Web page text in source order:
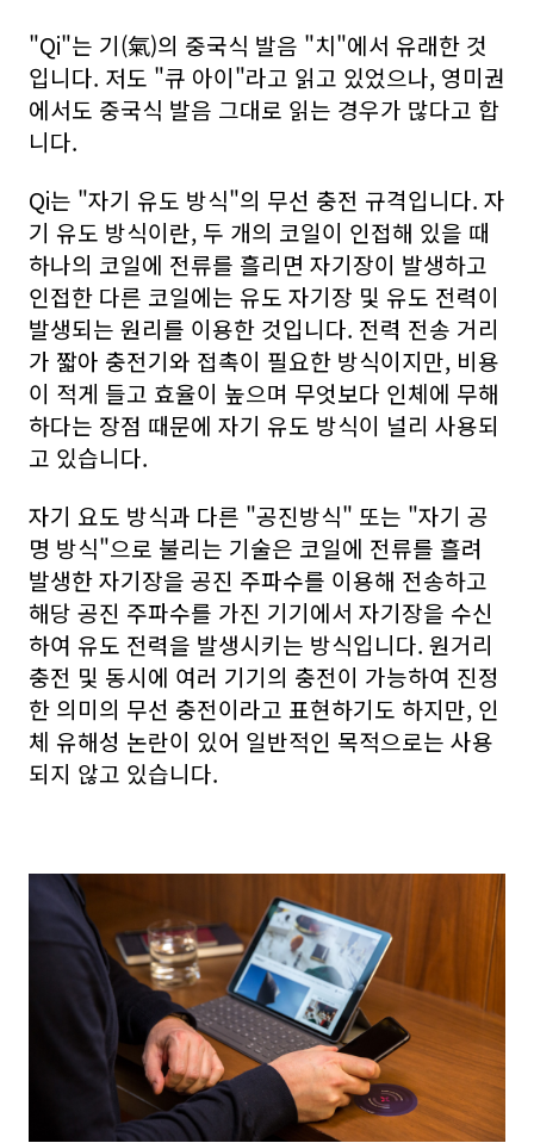
"Qi"는 기(氣)의 중국식 발음 "치"에서 유래한 것
입니다. 저도 "큐 아이"라고 읽고 있었으나, 영미권
에서도 중국식 발음 그대로 읽는 경우가 많다고 합
니다.
Qi는 "자기 유도 방식"의 무선 충전 규격입니다. 자
기 유도 방식이란, 두 개의 코일이 인접해 있을 때
하나의 코일에 전류를 흘리면 자기장이 발생하고
인접한 다른 코일에는 유도 자기장 및 유도 전력이
발생되는 원리를 이용한 것입니다. 전력 전송 거리
가 짧아 충전기와 접촉이 필요한 방식이지만, 비용
이 적게 들고 효율이 높으며 무엇보다 인체에 무해
하다는 장점 때문에 자기 유도 방식이 널리 사용되
고 있습니다.
자기 요도 방식과 다른 "공진방식" 또는 "자기 공
명 방식"으로 불리는 기술은 코일에 전류를 흘려
발생한 자기장을 공진 주파수를 이용해 전송하고
해당 공진 주파수를 가진 기기에서 자기장을 수신
하여 유도 전력을 발생시키는 방식입니다. 원거리
충전 및 동시에 여러 기기의 충전이 가능하여 진정
한 의미의 무선 충전이라고 표현하기도 하지만, 인
체 유해성 논란이 있어 일반적인 목적으로는 사용
되지 않고 있습니다.